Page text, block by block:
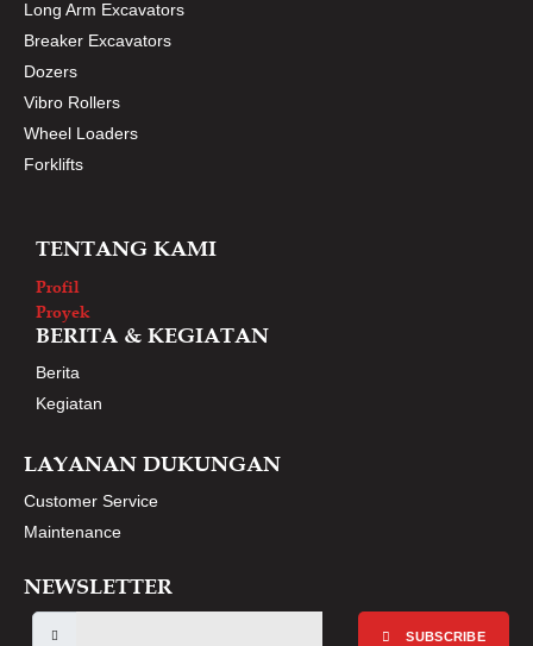
Long Arm Excavators
Breaker Excavators
Dozers
Vibro Rollers
Wheel Loaders
Forklifts
TENTANG KAMI
Profil
Proyek
BERITA & KEGIATAN
Berita
Kegiatan
LAYANAN DUKUNGAN
Customer Service
Maintenance
NEWSLETTER
SUBSCRIBE